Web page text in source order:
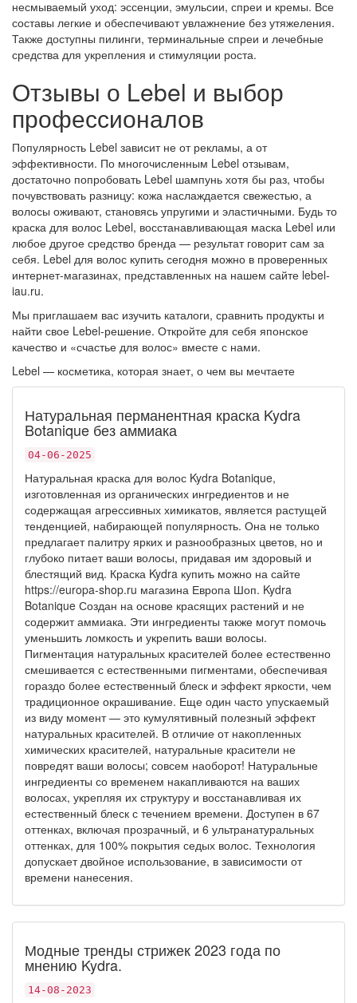
несмываемый уход: эссенции, эмульсии, спреи и кремы. Все
составы легкие и обеспечивают увлажнение без утяжеления.
Также доступны пилинги, терминальные спреи и лечебные
средства для укрепления и стимуляции роста.
Отзывы о Lebel и выбор
профессионалов
Популярность Lebel зависит не от рекламы, а от
эффективности. По многочисленным Lebel отзывам,
достаточно попробовать Lebel шампунь хотя бы раз, чтобы
почувствовать разницу: кожа наслаждается свежестью, а
волосы оживают, становясь упругими и эластичными. Будь то
краска для волос Lebel, восстанавливающая маска Lebel или
любое другое средство бренда — результат говорит сам за
себя. Lebel для волос купить сегодня можно в проверенных
интернет-магазинах, представленных на нашем сайте lebel-
iau.ru.
Мы приглашаем вас изучить каталоги, сравнить продукты и
найти свое Lebel-решение. Откройте для себя японское
качество и «счастье для волос» вместе с нами.
Lebel — косметика, которая знает, о чем вы мечтаете
Натуральная перманентная краска Kydra
Botanique без аммиака
04-06-2025
Натуральная краска для волос Kydra Botanique,
изготовленная из органических ингредиентов и не
содержащая агрессивных химикатов, является растущей
тенденцией, набирающей популярность. Она не только
предлагает палитру ярких и разнообразных цветов, но и
глубоко питает ваши волосы, придавая им здоровый и
блестящий вид. Краска Kydra купить можно на сайте
https://europa-shop.ru магазина Европа Шоп. Kydra
Botanique Создан на основе красящих растений и не
содержит аммиака. Эти ингредиенты также могут помочь
уменьшить ломкость и укрепить ваши волосы.
Пигментация натуральных красителей более естественно
смешивается с естественными пигментами, обеспечивая
гораздо более естественный блеск и эффект яркости, чем
традиционное окрашивание. Еще один часто упускаемый
из виду момент — это кумулятивный полезный эффект
натуральных красителей. В отличие от накопленных
химических красителей, натуральные красители не
повредят ваши волосы; совсем наоборот! Натуральные
ингредиенты со временем накапливаются на ваших
волосах, укрепляя их структуру и восстанавливая их
естественный блеск с течением времени. Доступен в 67
оттенках, включая прозрачный, и 6 ультранатуральных
оттенках, для 100% покрытия седых волос. Технология
допускает двойное использование, в зависимости от
времени нанесения.
Модные тренды стрижек 2023 года по
мнению Kydra.
14-08-2023